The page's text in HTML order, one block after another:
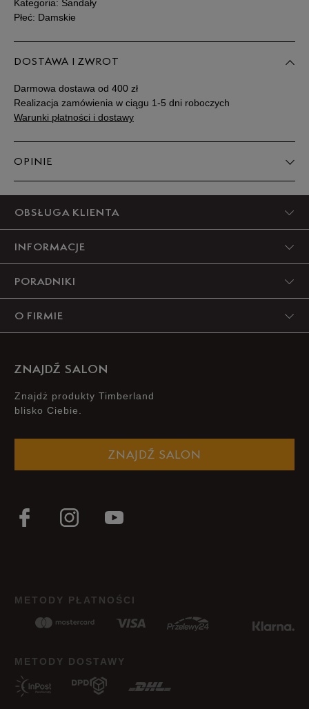
Kategoria: Sandały
Płeć: Damskie
DOSTAWA I ZWROT
Darmowa dostawa od 400 zł
Realizacja zamówienia w ciągu 1-5 dni roboczych
Warunki płatności i dostawy
OPINIE
5
4
3
2
Zaniżony
OBSŁUGA KLIENTA
INFORMACJE
PORADNIKI
O FIRMIE
ZNAJDŹ SALON
Znajdż produkty Timberland
blisko Ciebie.
ZNAJDŹ SALON
METODY PŁATNOŚCI
METODY DOSTAWY